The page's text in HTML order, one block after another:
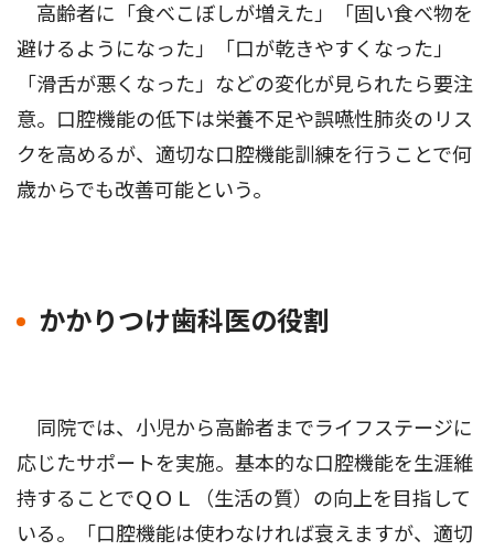
高齢者に「食べこぼしが増えた」「固い食べ物を
避けるようになった」「口が乾きやすくなった」
「滑舌が悪くなった」などの変化が見られたら要注
意。口腔機能の低下は栄養不足や誤嚥性肺炎のリス
クを高めるが、適切な口腔機能訓練を行うことで何
歳からでも改善可能という。
かかりつけ歯科医の役割
同院では、小児から高齢者までライフステージに
応じたサポートを実施。基本的な口腔機能を生涯維
持することでＱＯＬ（生活の質）の向上を目指して
いる。「口腔機能は使わなければ衰えますが、適切